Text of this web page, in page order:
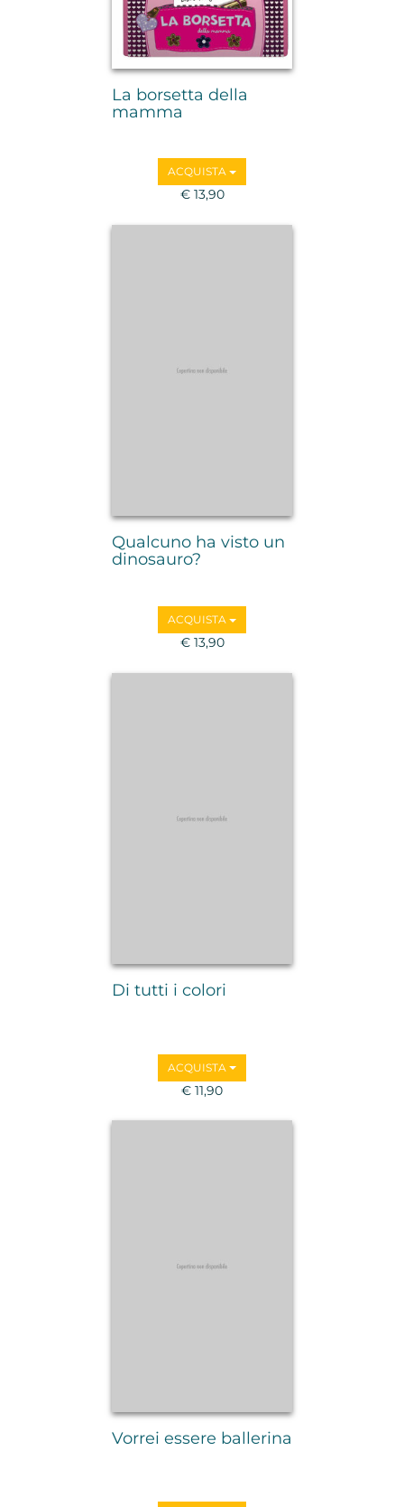
La borsetta della
mamma
ACQUISTA
€ 13,90
Qualcuno ha visto un
dinosauro?
ACQUISTA
€ 13,90
Di tutti i colori
ACQUISTA
€ 11,90
Vorrei essere ballerina